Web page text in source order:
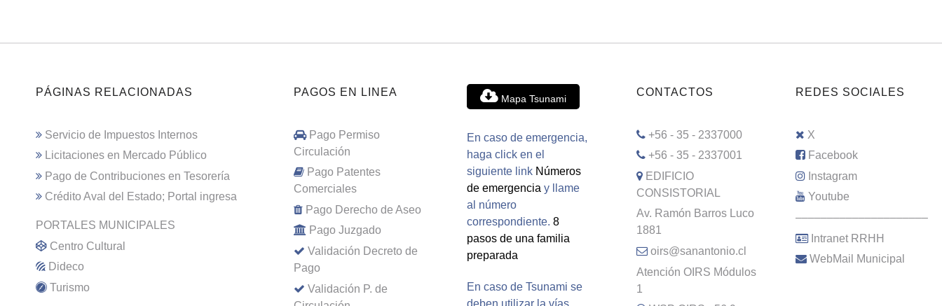
PÁGINAS RELACIONADAS
Servicio de Impuestos Internos
Licitaciones en Mercado Público
Pago de Contribuciones en Tesorería
Crédito Aval del Estado; Portal ingresa
PORTALES MUNICIPALES
Centro Cultural
Dideco
Turismo
PAGOS EN LINEA
Pago Permiso
Circulación
Pago Patentes
Comerciales
Pago Derecho de Aseo
Pago Juzgado
Validación Decreto de
Pago
Validación P. de
Mapa Tsunami
En caso de emergencia,
haga click en el
siguiente link Números
de emergencia y llame
al número
correspondiente. 8
pasos de una familia
preparada
En caso de Tsunami se
deben utilizar la vías
CONTACTOS
+56 - 35 - 2337000
+56 - 35 - 2337001
EDIFICIO
CONSISTORIAL
Av. Ramón Barros Luco
1881
oirs@sanantonio.cl
Atención OIRS Módulos
1
REDES SOCIALES
X
Facebook
Instagram
Youtube
–––––––––––––––––––––
Intranet RRHH
WebMail Municipal